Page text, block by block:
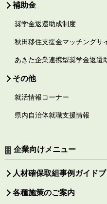
補助金
奨学金返還助成制度
秋田移住支援金マッチングサ
あきた企業連携型奨学金返還
その他
就活情報コーナー
県内自治体就職支援情報
企業向けメニュー
人材確保取組事例ガイド
各種施策のご案内